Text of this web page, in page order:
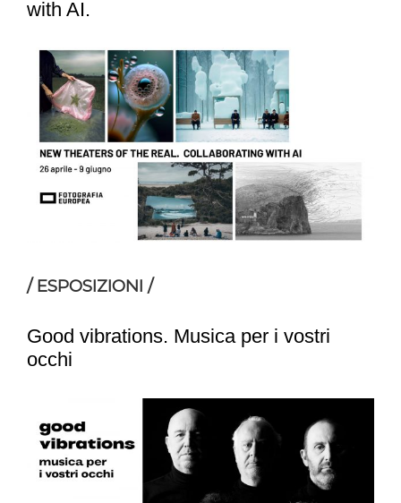
with AI.
/ ESPOSIZIONI /
Good vibrations. Musica per i vostri
occhi